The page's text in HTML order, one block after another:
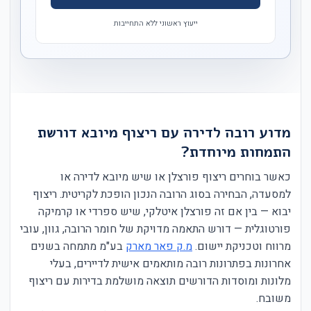
ייעוץ ראשוני ללא התחייבות
מדוע רובה לדירה עם ריצוף מיובא דורשת
התמחות מיוחדת?
כאשר בוחרים ריצוף פורצלן או שיש מיובא לדירה או
למסעדה, הבחירה בסוג הרובה הנכון הופכת לקריטית. ריצוף
יבוא — בין אם זה פורצלן איטלקי, שיש ספרדי או קרמיקה
פורטוגלית — דורש התאמה מדויקת של חומר הרובה, גוון, עובי
מרווח וטכניקת יישום.מ.ק פאר מארק בע"מ מתמחה בשנים
אחרונות בפתרונות רובה מותאמים אישית לדיירים, בעלי
מלונות ומוסדות הדורשים תוצאה מושלמת בדירות עם ריצוף
משובח.